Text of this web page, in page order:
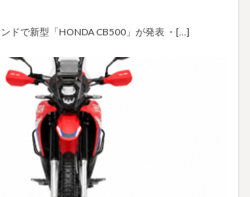
ドで新型「HONDA CB500」が発表 ・[…]